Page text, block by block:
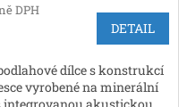
DPH
DETAIL
dílce s konstrukcí
vyrobené na minerální